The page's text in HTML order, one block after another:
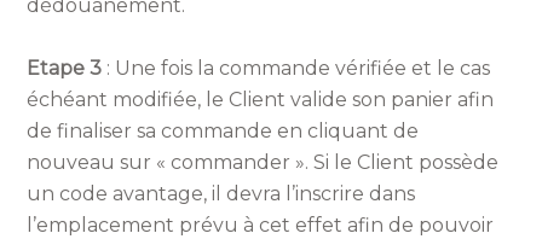
dédouanement.
Etape 3 : Une fois la commande vérifiée et le cas
échéant modifiée, le Client valide son panier afin
de finaliser sa commande en cliquant de
nouveau sur « commander ». Si le Client possède
un code avantage, il devra l’inscrire dans
l’emplacement prévu à cet effet afin de pouvoir